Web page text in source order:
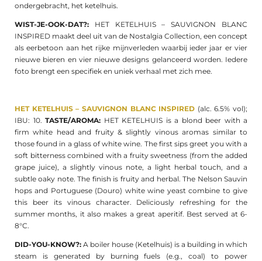
ondergebracht, het ketelhuis.
WIST-JE-OOK-DAT?: HET KETELHUIS – SAUVIGNON BLANC
INSPIRED maakt deel uit van de Nostalgia Collection, een concept
als eerbetoon aan het rijke mijnverleden waarbij ieder jaar er vier
nieuwe bieren en vier nieuwe designs gelanceerd worden. Iedere
foto brengt een specifiek en uniek verhaal met zich mee.
HET KETELHUIS – SAUVIGNON BLANC INSPIRED (alc. 6.5% vol);
IBU: 10. TASTE/AROMA: HET KETELHUIS is a blond beer with a
firm white head and fruity & slightly vinous aromas similar to
those found in a glass of white wine. The first sips greet you with a
soft bitterness combined with a fruity sweetness (from the added
grape juice), a slightly vinous note, a light herbal touch, and a
subtle oaky note. The finish is fruity and herbal. The Nelson Sauvin
hops and Portuguese (Douro) white wine yeast combine to give
this beer its vinous character. Deliciously refreshing for the
summer months, it also makes a great aperitif. Best served at 6-
8°C.
DID-YOU-KNOW?: A boiler house (Ketelhuis) is a building in which
steam is generated by burning fuels (e.g., coal) to power